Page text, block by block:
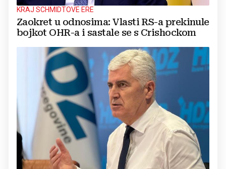
KRAJ SCHMIDTOVE ERE
Zaokret u odnosima: Vlasti RS-a prekinule
bojkot OHR-a i sastale se s Crishockom